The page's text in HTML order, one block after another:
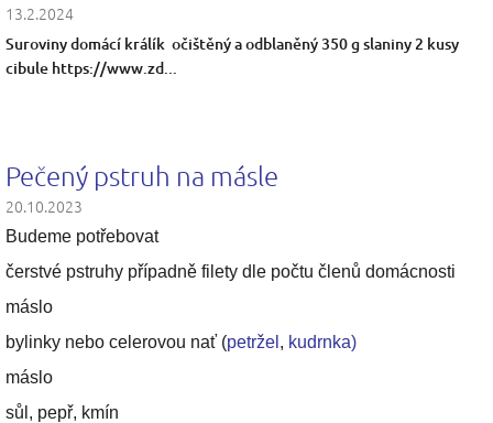
13.2.2024
Suroviny domácí králík očištěný a odblaněný 350 g slaniny 2 kusy
cibule https://www.zd...
Pečený pstruh na másle
20.10.2023
Budeme potřebovat
čerstvé pstruhy případně filety dle počtu členů domácnosti
máslo
bylinky nebo celerovou nať (petržel , kudrnka)
máslo
sůl, pepř, kmín